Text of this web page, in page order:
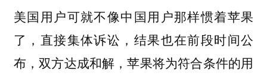
美国用户可就不像中国用户那样惯着苹果
了，直接集体诉讼，结果也在前段时间公
布，双方达成和解，苹果将为符合条件的用